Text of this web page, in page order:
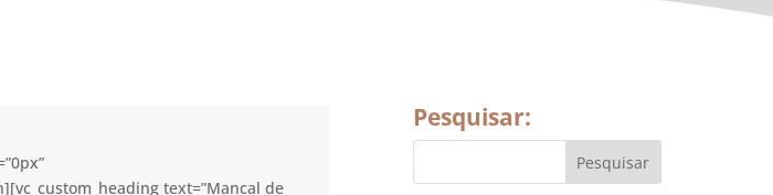
text=”Mancal de
Pesquisar: